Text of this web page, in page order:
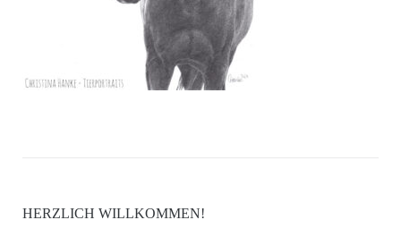
HERZLICH WILLKOMMEN!